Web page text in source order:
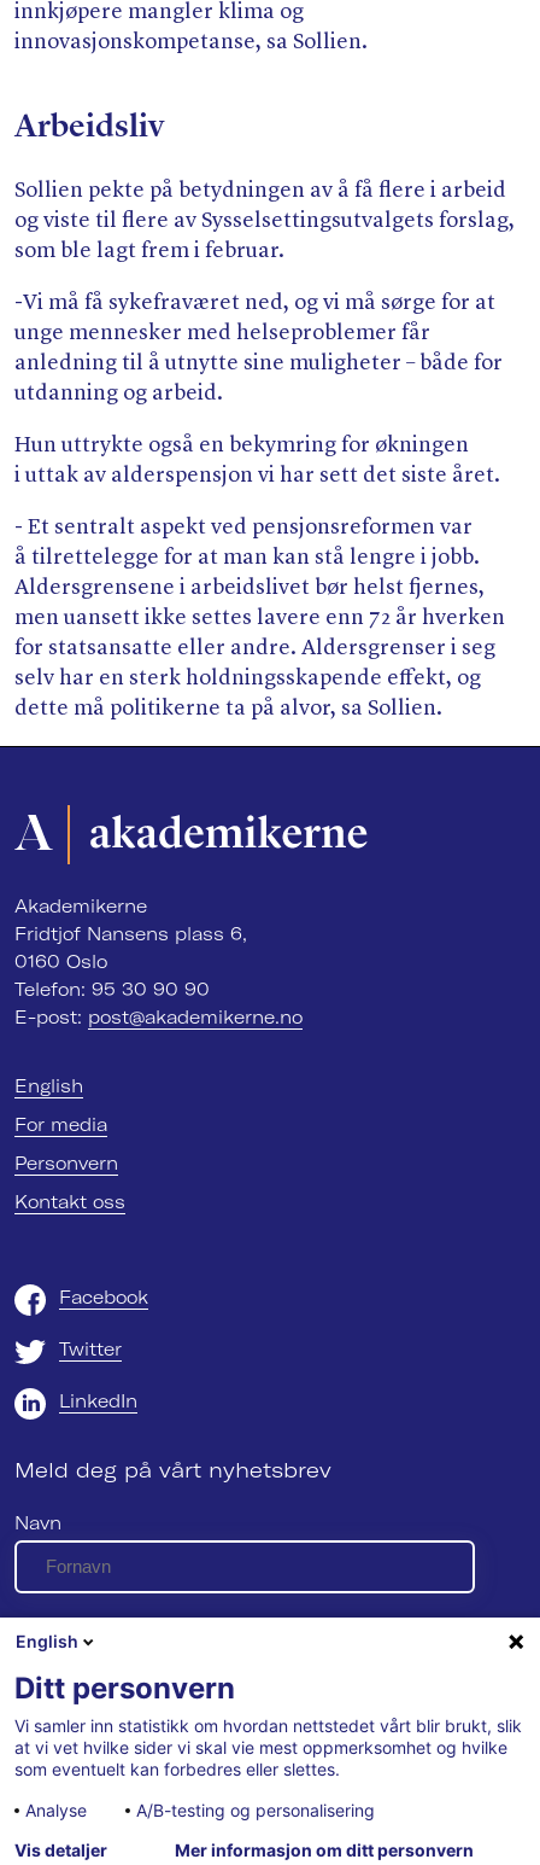
innkjøpere mangler klima og
innovasjonskompetanse, sa Sollien.
Arbeidsliv
Sollien pekte på betydningen av å få flere i arbeid
og viste til flere av Sysselsettingsutvalgets forslag,
som ble lagt frem i februar.
-Vi må få sykefraværet ned, og vi må sørge for at
unge mennesker med helseproblemer får
anledning til å utnytte sine muligheter – både for
utdanning og arbeid.
Hun uttrykte også en bekymring for økningen
i uttak av alderspensjon vi har sett det siste året.
- Et sentralt aspekt ved pensjonsreformen var
å tilrettelegge for at man kan stå lengre i jobb.
Aldersgrensene i arbeidslivet bør helst fjernes,
men uansett ikke settes lavere enn 72 år hverken
for statsansatte eller andre. Aldersgrenser i seg
selv har en sterk holdningsskapende effekt, og
dette må politikerne ta på alvor, sa Sollien.
Akademikerne
Fridtjof Nansens plass 6,
0160 Oslo
Telefon: 95 30 90 90
E-post: post@akademikerne.no
English
For media
Personvern
Kontakt oss
Facebook
Twitter
LinkedIn
Meld deg på vårt nyhetsbrev
Navn
E-post
Se vår personvernerklæring her
English
Ditt personvern
Vi samler inn statistikk om hvordan nettstedet vårt blir brukt, slik
at vi vet hvilke sider vi skal vie mest oppmerksomhet og hvilke
som eventuelt kan forbedres eller slettes.
Analyse
A/B-testing og personalisering
Vis detaljer
Mer informasjon om ditt personvern